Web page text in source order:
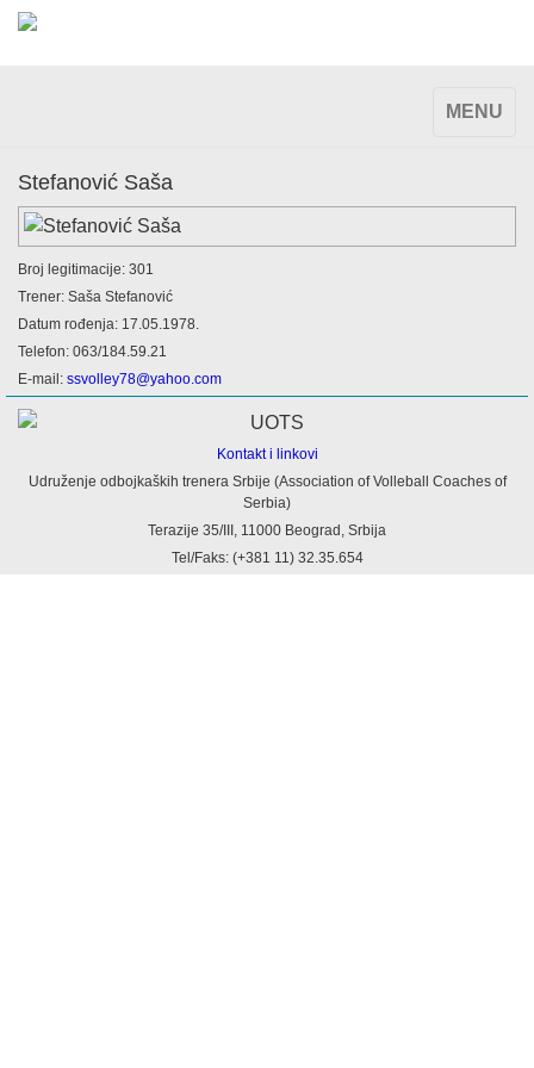
TOGGLE
MENU
Stefanović Saša
Broj legitimacije: 301
Trener: Saša Stefanović
Datum rođenja: 17.05.1978.
Telefon: 063/184.59.21
E-mail: ssvolley78@yahoo.com
Kontakt i linkovi
Udruženje odbojkaških trenera Srbije (Association of Volleball Coaches of
Serbia)
Terazije 35/III, 11000 Beograd, Srbija
Tel/Faks: (+381 11) 32.35.654